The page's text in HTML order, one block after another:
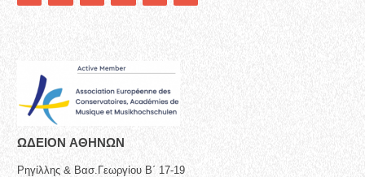
ΩΔΕΙΟN ΑΘΗΝΩΝ
Ρηγίλλης & Βασ.Γεωργίου Β΄ 17-19